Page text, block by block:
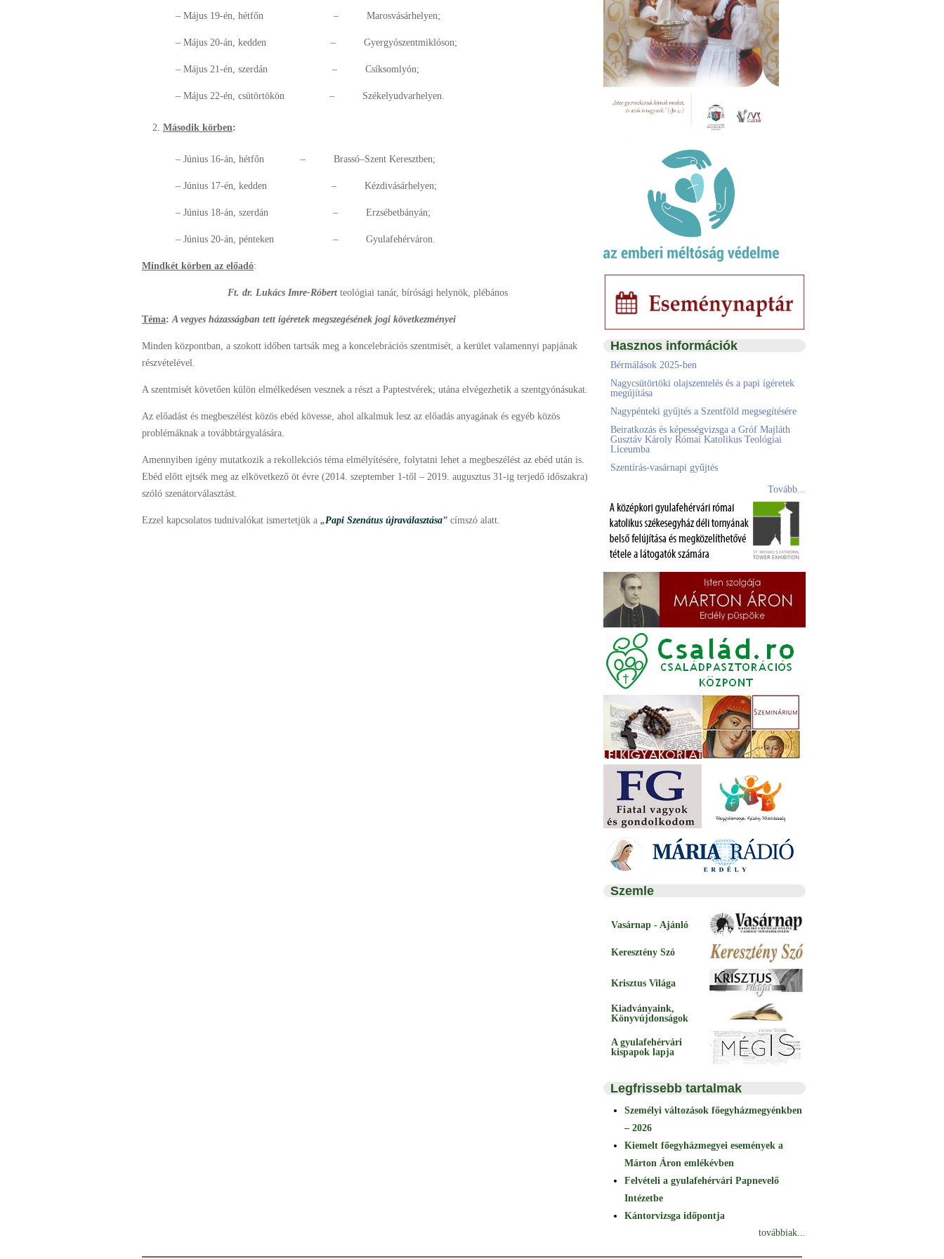
– Május 19-én, hétfőn – Marosvásárhelyen;
– Május 20-án, kedden – Gyergyószentmiklóson;
– Május 21-én, szerdán – Csíksomlyón;
– Május 22-én, csütörtökön – Székelyudvarhelyen.
Második körben:
– Június 16-án, hétfőn – Brassó–Szent Keresztben;
– Június 17-én, kedden – Kézdivásárhelyen;
– Június 18-án, szerdán – Erzsébetbányán;
– Június 20-án, pénteken – Gyulafehérváron.
Mindkét körben az előadó:
Ft. dr. Lukács Imre-Róbertteológiai tanár, bírósági helynök, plébános
Téma:A vegyes házasságban tett ígéretek megszegésének jogi következményei
Minden központban, a szokott időben tartsák meg a koncelebrációs szentmisét, a kerület valamennyi papjának
részvételével.
A szentmisét követően külön elmélkedésen vesznek a részt a Paptestvérek; utána elvégezhetik a szentgyónásukat.
Az előadást és megbeszélést közös ebéd kövesse, ahol alkalmuk lesz az előadás anyagának és egyéb közös
problémáknak a továbbtárgyalására.
Amennyiben igény mutatkozik a rekollekciós téma elmélyítésére, folytatni lehet a megbeszélést az ebéd után is.
Ebéd előtt ejtsék meg az elkövetkező öt évre (2014. szeptember 1-től – 2019. augusztus 31-ig terjedő időszakra)
szóló szenátorválasztást.
Ezzel kapcsolatos tudnivalókat ismertetjük a „Papi Szenátus újraválasztása” címszó alatt.
Hasznos információk
Bérmálások 2025-ben
Nagycsütörtöki olajszentelés és a papi ígéretek
megújítása
Nagypénteki gyűjtés a Szentföld megsegítésére
Beiratkozás és képességvizsga a Gróf Majláth
Gusztáv Károly Római Katolikus Teológiai
Líceumba
Szentírás-vasárnapi gyűjtés
Tovább...
Szemle
Vasárnap - Ajánló
Keresztény Szó
Krisztus Világa
Kiadványaink,
Könyvújdonságok
A gyulafehérvári
kispapok lapja
Legfrissebb tartalmak
Személyi változások főegyházmegyénkben
– 2026
Kiemelt főegyházmegyei események a
Márton Áron emlékévben
Felvételi a gyulafehérvári Papnevelő
Intézetbe
Kántorvizsga időpontja
továbbiak...